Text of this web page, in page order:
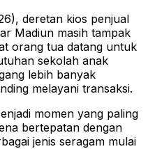
deretan kios penjual
Madiun masih tampak
orang tua datang untuk
sekolah anak
lebih banyak
melayani transaksi.
momen yang paling
bertepatan dengan
jenis seragam mulai